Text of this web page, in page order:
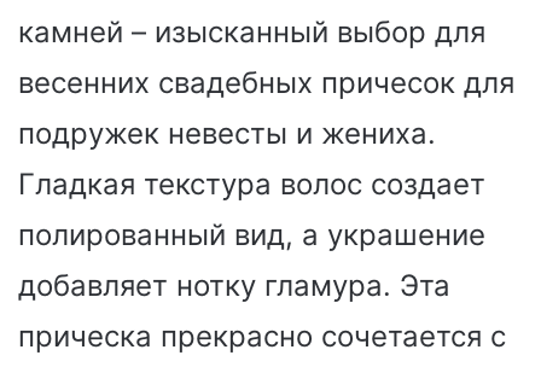
камней – изысканный выбор для
весенних свадебных причесок для
подружек невесты и жениха.
Гладкая текстура волос создает
полированный вид, а украшение
добавляет нотку гламура. Эта
прическа прекрасно сочетается с